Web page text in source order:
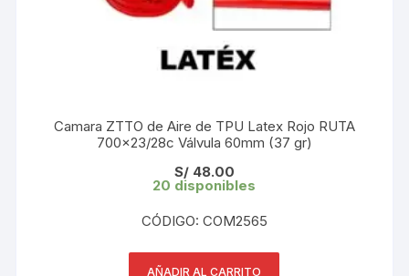
Camara ZTTO de Aire de TPU Latex Rojo RUTA
700×23/28c Válvula 60mm (37 gr)
S/48.00
20 disponibles
CÓDIGO: COM2565
AÑADIR AL CARRITO